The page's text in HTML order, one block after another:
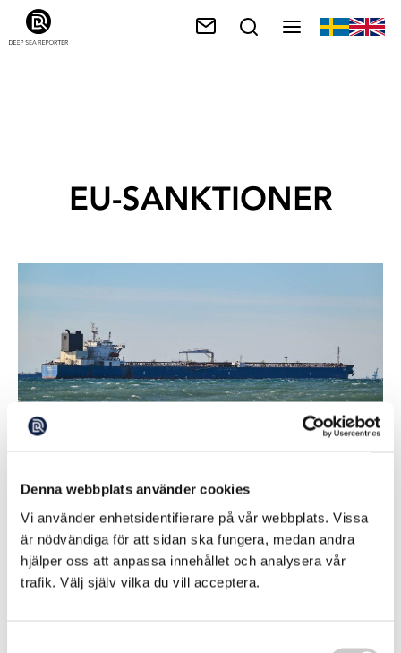
Denna webbplats använder cookies
Vi använder enhetsidentifierare på vår webbplats. Vissa
är nödvändiga för att sidan ska fungera, medan andra
hjälper oss att anpassa innehållet och analysera vår
trafik. Välj själv vilka du vill acceptera.
EU-SANKTIONER
Ett inreseförbud för ryska tidigare soldater som varit
aktiva under det fullskaliga anfallskriget mot Ukraina. Det
föreslår EU-kommissionen i ett 21:a sanktionspaket mot
den ryska krigsekonomin.
2026-06-11